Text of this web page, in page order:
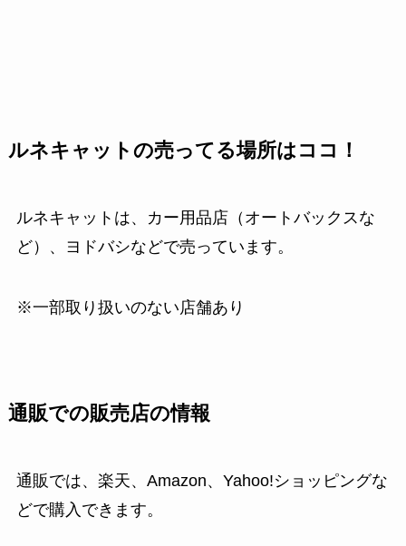
ルネキャットの売ってる場所はココ！
ルネキャットは、カー用品店（オートバックスな
ど）、ヨドバシなどで売っています。
※一部取り扱いのない店舗あり
通販での販売店の情報
通販では、楽天、Amazon、Yahoo!ショッピングな
どで購入できます。